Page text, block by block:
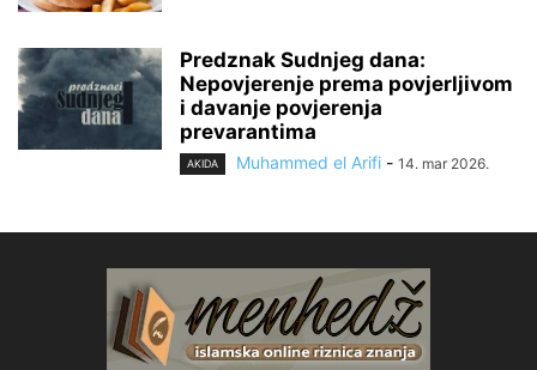
Predznak Sudnjeg dana:
Nepovjerenje prema povjerljivom
i davanje povjerenja
prevarantima
AKIDA Muhammed el Arifi - 14. mar 2026.